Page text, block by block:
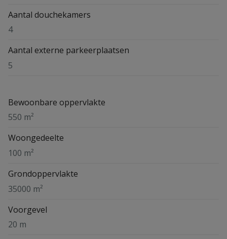
Aantal douchekamers
4
Aantal externe parkeerplaatsen
5
Bewoonbare oppervlakte
550 m²
Woongedeelte
100 m²
Grondoppervlakte
35000 m²
Voorgevel
20 m